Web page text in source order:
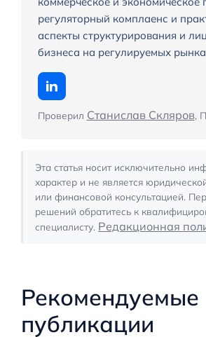
регуляторный комплаенс и
аспекты структурирования и
бизнеса на регулируемых
Проверил Станислав Скляров,
Эта статья носит исключительно
характер и не является
или финансовой консультацией.
решений обратитесь к
специалисту. Редакционная
Рекомендуемые
публикации